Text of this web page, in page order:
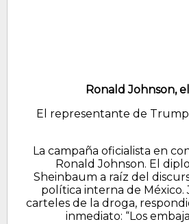
Ronald Johnson,
El representante de
La campaña oficialista en
Ronald Johnson. El
Sheinbaum a raíz del
política interna de
carteles de la droga,
inmediato: “Los